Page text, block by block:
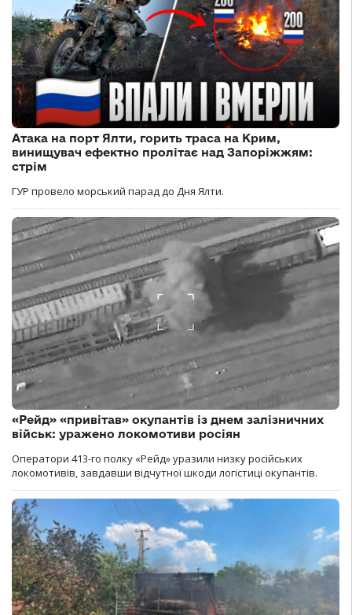
Атака на порт Ялти, горить траса на Крим,
винищувач ефектно пролітає над Запоріжжям:
стрім
ГУР провело морський парад до Дня Ялти.
«Рейд» «привітав» окупантів із днем залізничних
військ: уражено локомотиви росіян
Оператори 413-го полку «Рейд» уразили низку російських
локомотивів, завдавши відчутної шкоди логістиці окупантів.